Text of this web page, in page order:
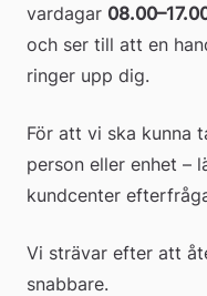
vardagar
och ser till att en
ringer upp dig.
För att vi ska kunna
person eller enhet –
kundcenter
Vi strävar efter att
snabbare.